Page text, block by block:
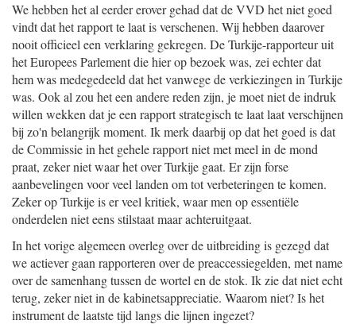
We hebben het al eerder erover gehad dat de VVD het niet goed
vindt dat het rapport te laat is verschenen. Wij hebben daarover
nooit officieel een verklaring gekregen. De Turkije-rapporteur uit
het Europees Parlement die hier op bezoek was, zei echter dat
hem was medegedeeld dat het vanwege de verkiezingen in Turkije
was. Ook al zou het een andere reden zijn, je moet niet de indruk
willen wekken dat je een rapport strategisch te laat laat verschijnen
bij zo'n belangrijk moment. Ik merk daarbij op dat het goed is dat
de Commissie in het gehele rapport niet met meel in de mond
praat, zeker niet waar het over Turkije gaat. Er zijn forse
aanbevelingen voor veel landen om tot verbeteringen te komen.
Zeker op Turkije is er veel kritiek, waar men op essentiële
onderdelen niet eens stilstaat maar achteruitgaat.
In het vorige algemeen overleg over de uitbreiding is gezegd dat
we actiever gaan rapporteren over de preaccessiegelden, met name
over de samenhang tussen de wortel en de stok. Ik zie dat niet echt
terug, zeker niet in de kabinetsappreciatie. Waarom niet? Is het
instrument de laatste tijd langs die lijnen ingezet?